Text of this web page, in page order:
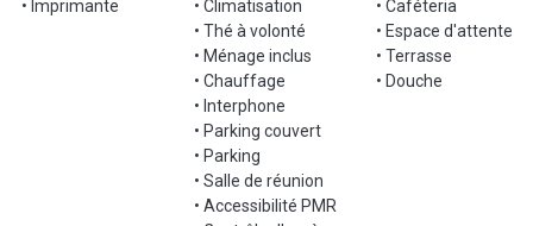
nous dès maintenant pour obtenir de plus amples informations.
• Imprimante
• Climatisation
• Thé à volonté
• Ménage inclus
• Chauffage
• Interphone
• Parking couvert
• Parking
• Salle de réunion
• Accessibilité PMR
• Caféteria
• Espace d'attente
• Terrasse
• Douche